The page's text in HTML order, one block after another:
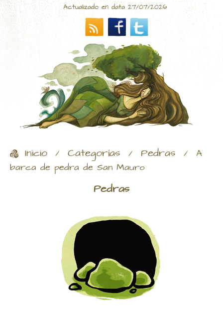
Actualizado en data 27/07/2026
Inicio / Categorías / Pedras / A
barca de pedra de San Mauro
Pedras